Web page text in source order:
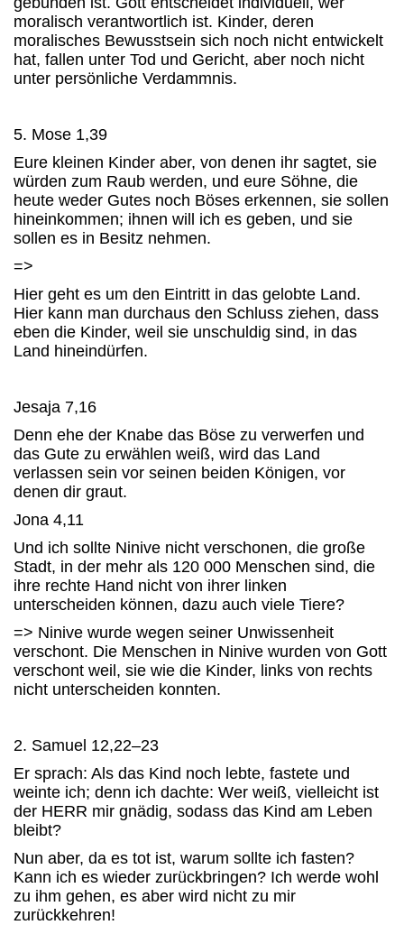
moralisch verantwortlich ist. Kinder, deren
moralisches Bewusstsein sich noch nicht entwickelt
hat, fallen unter Tod und Gericht, aber noch nicht
unter persönliche Verdammnis.
5. Mose 1,39
Eure kleinen Kinder aber, von denen ihr sagtet, sie
würden zum Raub werden, und eure Söhne, die
heute weder Gutes noch Böses erkennen, sie sollen
hineinkommen; ihnen will ich es geben, und sie
sollen es in Besitz nehmen.
=>
Hier geht es um den Eintritt in das gelobte Land.
Hier kann man durchaus den Schluss ziehen, dass
eben die Kinder, weil sie unschuldig sind, in das
Land hineindürfen.
Jesaja 7,16
Denn ehe der Knabe das Böse zu verwerfen und
das Gute zu erwählen weiß, wird das Land
verlassen sein vor seinen beiden Königen, vor
denen dir graut.
Jona 4,11
Und ich sollte Ninive nicht verschonen, die große
Stadt, in der mehr als 120 000 Menschen sind, die
ihre rechte Hand nicht von ihrer linken
unterscheiden können, dazu auch viele Tiere?
=> Ninive wurde wegen seiner Unwissenheit
verschont. Die Menschen in Ninive wurden von Gott
verschont weil, sie wie die Kinder, links von rechts
nicht unterscheiden konnten.
2. Samuel 12,22–23
Er sprach: Als das Kind noch lebte, fastete und
weinte ich; denn ich dachte: Wer weiß, vielleicht ist
der HERR mir gnädig, sodass das Kind am Leben
bleibt?
Nun aber, da es tot ist, warum sollte ich fasten?
Kann ich es wieder zurückbringen? Ich werde wohl
zu ihm gehen, es aber wird nicht zu mir
zurückkehren!